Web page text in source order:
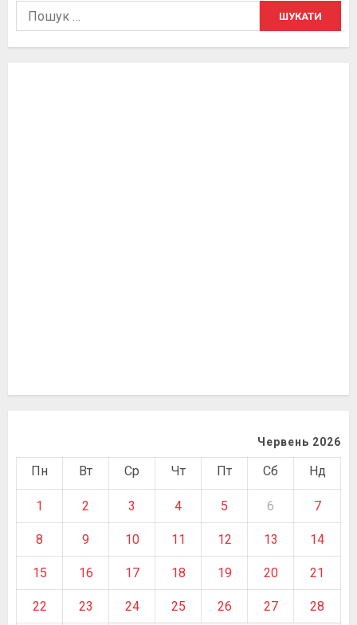
Пошук:
Червень 2026
Пн Вт Ср Чт Пт Сб Нд
1 2 3 4 5 6 7
8 9 10 11 12 13 14
15 16 17 18 19 20 21
22 23 24 25 26 27 28